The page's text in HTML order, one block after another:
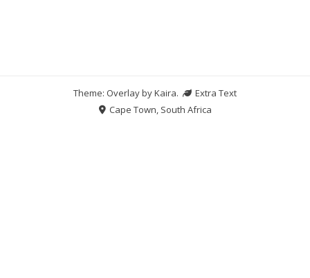
Theme: Overlay byKaira.
Extra Text
Cape Town, South Africa